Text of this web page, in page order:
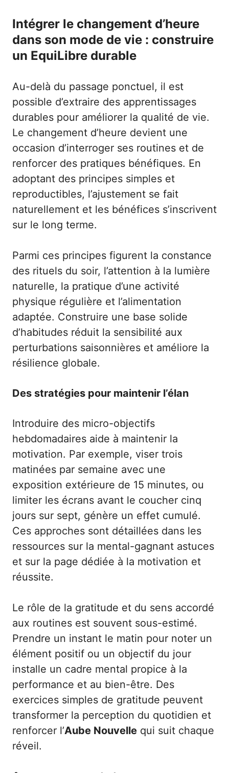
Intégrer le changement d’heure
dans son mode de vie : construire
un EquiLibre durable
Au-delà du passage ponctuel, il est
possible d’extraire des apprentissages
durables pour améliorer la qualité de vie.
Le changement d’heure devient une
occasion d’interroger ses routines et de
renforcer des pratiques bénéfiques. En
adoptant des principes simples et
reproductibles, l’ajustement se fait
naturellement et les bénéfices s’inscrivent
sur le long terme.
Parmi ces principes figurent la constance
des rituels du soir, l’attention à la lumière
naturelle, la pratique d’une activité
physique régulière et l’alimentation
adaptée. Construire une base solide
d’habitudes réduit la sensibilité aux
perturbations saisonnières et améliore la
résilience globale.
Des stratégies pour maintenir l’élan
Introduire des micro-objectifs
hebdomadaires aide à maintenir la
motivation. Par exemple, viser trois
matinées par semaine avec une
exposition extérieure de 15 minutes, ou
limiter les écrans avant le coucher cinq
jours sur sept, génère un effet cumulé.
Ces approches sont détaillées dans les
ressources sur la mental-gagnant astuces
et sur la page dédiée à la motivation et
réussite.
Le rôle de la gratitude et du sens accordé
aux routines est souvent sous-estimé.
Prendre un instant le matin pour noter un
élément positif ou un objectif du jour
installe un cadre mental propice à la
performance et au bien-être. Des
exercices simples de gratitude peuvent
transformer la perception du quotidien et
renforcer l’Aube Nouvelle qui suit chaque
réveil.